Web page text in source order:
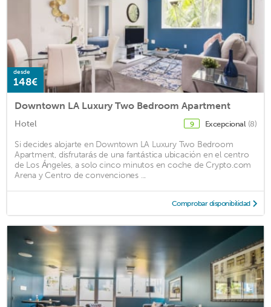
desde
148€
Downtown LA Luxury Two Bedroom Apartment
Hotel 9 Excepcional (8)
Si decides alojarte en Downtown LA Luxury Two Bedroom
Apartment, disfrutarás de una fantástica ubicación en el centro
de Los Ángeles, a solo cinco minutos en coche de Crypto.com
Arena y Centro de convenciones ...
Comprobar disponibilidad